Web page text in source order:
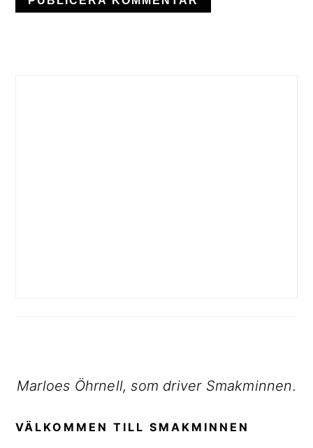
Marloes Öhrnell, som driver Smakminnen.
VÄLKOMMEN TILL SMAKMINNEN